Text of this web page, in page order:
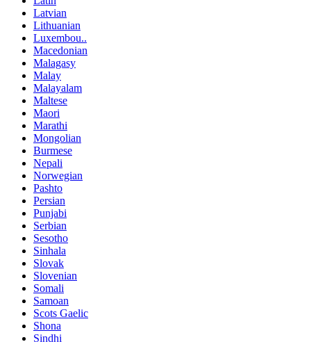
Latvian
Lithuanian
Luxembou..
Macedonian
Malagasy
Malay
Malayalam
Maltese
Maori
Marathi
Mongolian
Burmese
Nepali
Norwegian
Pashto
Persian
Punjabi
Serbian
Sesotho
Sinhala
Slovak
Slovenian
Somali
Samoan
Scots Gaelic
Shona
Sindhi